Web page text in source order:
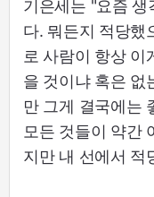
기은세는 "요즘 생
다. 뭐든지 적당했
로 사람이 항상 이
을 것이냐 혹은 없
만 그게 결국에는
모든 것들이 약간
지만 내 선에서 적